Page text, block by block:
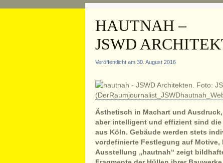
HAUTNAH –
JSWD
Veröffentlicht am 30. August 2016
Ästhetisch in Machart und
aber intelligent und effizient sind die
aus Köln. Gebäude werden stets
vordefinierte Festlegung auf Motive,
Ausstellung „hautnah“ zeigt